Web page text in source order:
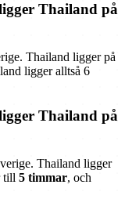
Thailand på
Thailand ligger på
ligger alltså 6
Thailand på
Thailand ligger
till 5 timmar, och